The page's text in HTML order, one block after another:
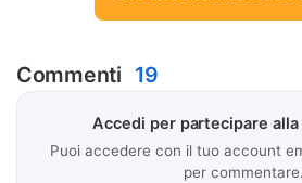
Commenti 19
Accedi per partecipare
Puoi accedere con il tuo account
per commentare.